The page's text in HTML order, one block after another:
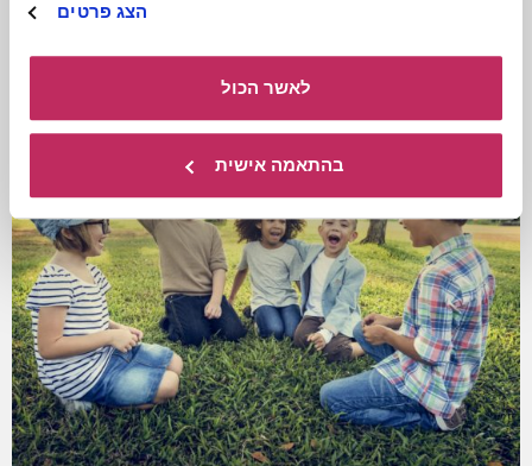
הצג פרטים
לאשר הכול
בהתאמה אישית
כולל חומרים
להורדה